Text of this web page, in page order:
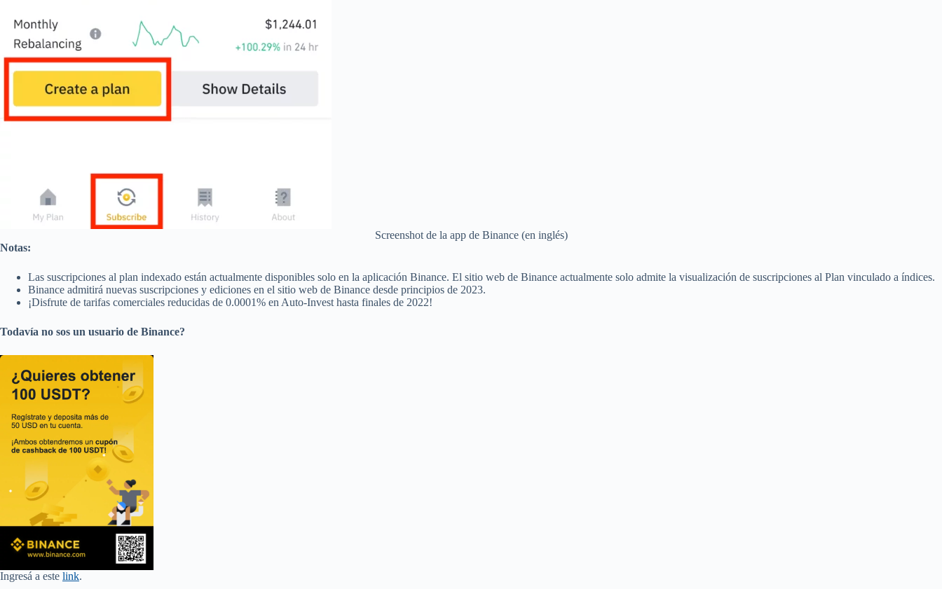
Screenshot de la app de Binance (en inglés)
Notas:
Las suscripciones al plan indexado están actualmente disponibles solo en la aplicación Binance. El sitio web de Binance actualmente solo admite la visualización de suscripciones al Plan vinculado a índices.
Binance admitirá nuevas suscripciones y ediciones en el sitio web de Binance desde principios de 2023.
¡Disfrute de tarifas comerciales reducidas de 0.0001% en Auto-Invest hasta finales de 2022!
Todavía no sos un usuario de Binance?
Ingresá a este link.